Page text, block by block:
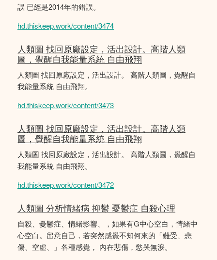
誤 已經是2014年的錯誤。
hd.thiskeep.work/content/3474
人類圖 找回原廠設定，活出設計。高階人類
圖，覺醒自我能量系統 自由飛翔
人類圖 找回原廠設定，活出設計。 高階人類圖，覺醒自
我能量系統 自由飛翔。
hd.thiskeep.work/content/3473
人類圖 找回原廠設定，活出設計。高階人類
圖，覺醒自我能量系統 自由飛翔
人類圖 找回原廠設定，活出設計。 高階人類圖，覺醒自
我能量系統 自由飛翔。
hd.thiskeep.work/content/3472
人類圖 分析情緒病 抑鬱 憂鬱症 自殺心理
自殺、憂鬱症、情緒影響、，如果有G中心空白，情緒中
心空白。留意自己，若突然感覺不知何來的「難受、悲
傷、空虛、」各種感覺， 內在悲傷，慾哭無淚。